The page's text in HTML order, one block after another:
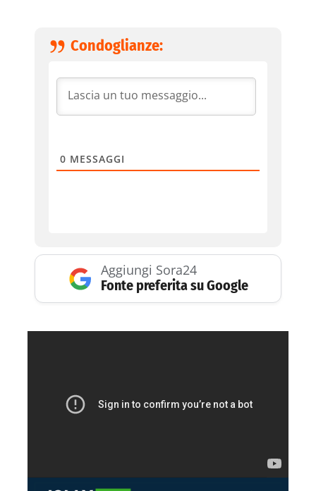
Condoglianze:
0 MESSAGGI
Aggiungi Sora24
Fonte preferita su Google